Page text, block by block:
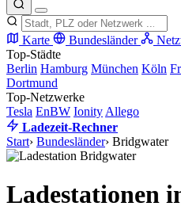
Karte Bundesländer
Top-Städte
Berlin Hamburg München Köln
Dortmund
Top-Netzwerke
Tesla EnBW Ionity Allego
Ladezeit-Rechner
Start› Bundesländer› Bridgwater
Ladestationen